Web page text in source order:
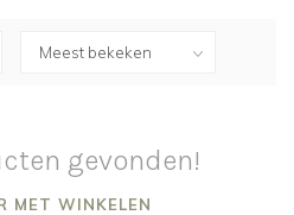
gevonden!
MET WINKELEN